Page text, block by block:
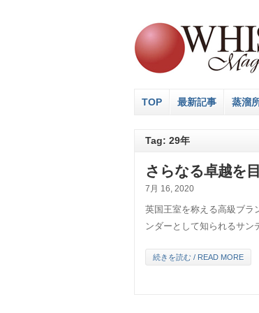
TOP 最新記事 蒸溜
Tag: 29年
さらなる卓越を
7月 16, 2020
英国王室を称える高級ブラ
ンダーとして知られるサン
続きを読む / READ MORE